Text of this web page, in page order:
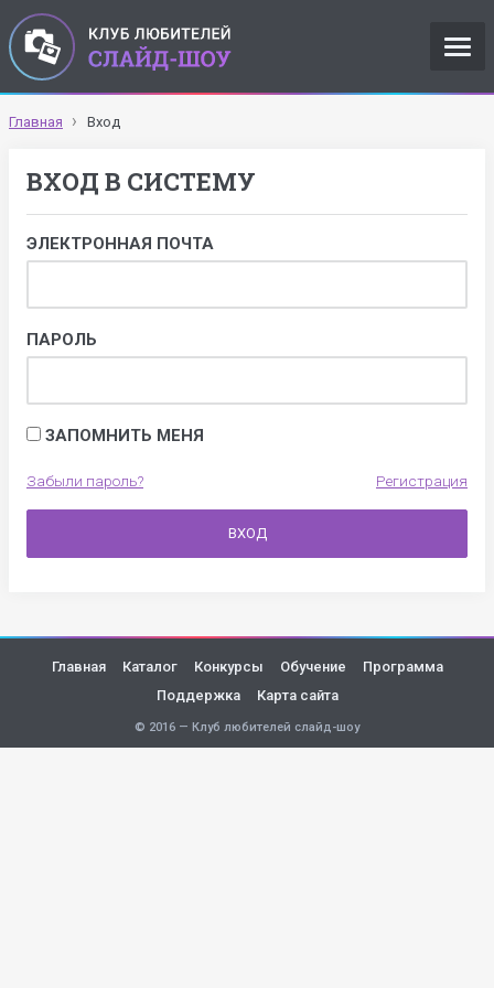
Главная Вход
ВХОД В СИСТЕМУ
ЭЛЕКТРОННАЯ ПОЧТА
ПАРОЛЬ
ЗАПОМНИТЬ МЕНЯ
Забыли пароль? Регистрация
ВХОД
Главная Каталог Конкурсы Обучение
Программа
Поддержка
Карта сайта
© 2016 — Клуб любителей слайд-шоу